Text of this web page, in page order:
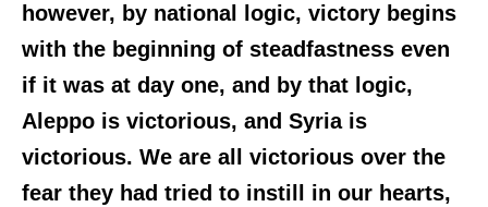
however, by national logic, victory begins
with the beginning of steadfastness even
if it was at day one, and by that logic,
Aleppo is victorious, and Syria is
victorious. We are all victorious over the
fear they had tried to instill in our hearts,